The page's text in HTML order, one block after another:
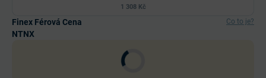
1 308 Kč
Finex Férová Cena
NTNX
Co to je?